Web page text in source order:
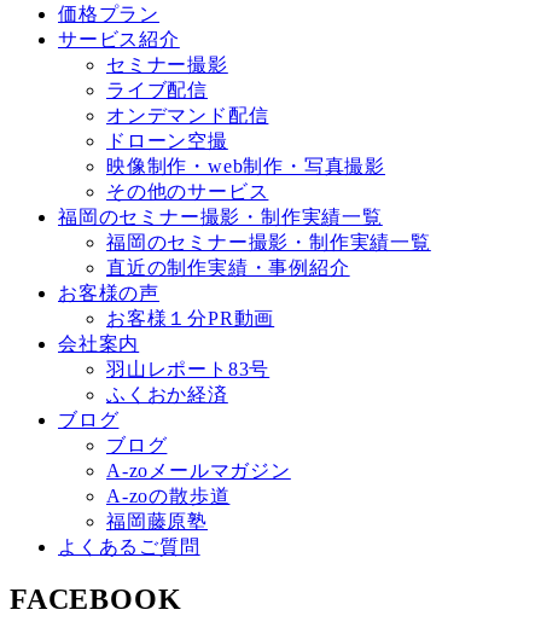
価格プラン
サービス紹介
セミナー撮影
ライブ配信
オンデマンド配信
ドローン空撮
映像制作・web制作・写真撮影
その他のサービス
福岡のセミナー撮影・制作実績一覧
福岡のセミナー撮影・制作実績一覧
直近の制作実績・事例紹介
お客様の声
お客様１分PR動画
会社案内
羽山レポート83号
ふくおか経済
ブログ
ブログ
A-zoメールマガジン
A-zoの散歩道
福岡藤原塾
よくあるご質問
FACEBOOK